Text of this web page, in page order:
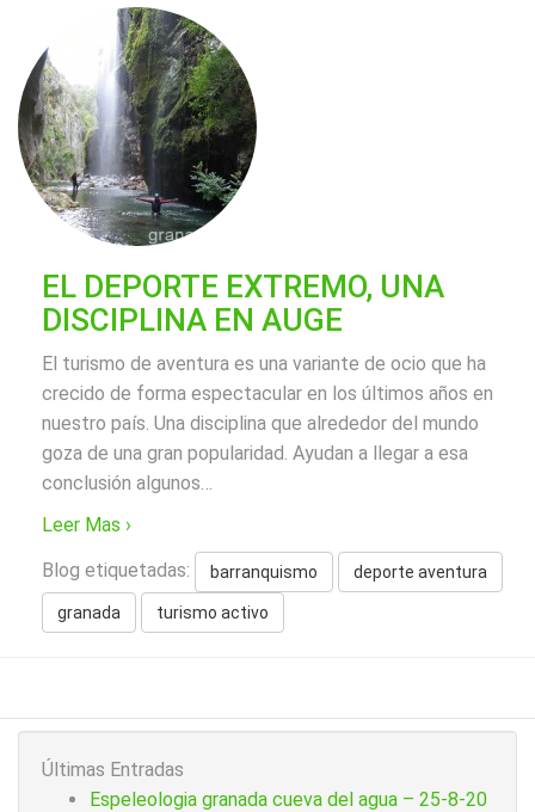
EL DEPORTE EXTREMO, UNA
DISCIPLINA EN AUGE
El turismo de aventura es una variante de ocio que ha
crecido de forma espectacular en los últimos años en
nuestro país. Una disciplina que alrededor del mundo
goza de una gran popularidad. Ayudan a llegar a esa
conclusión algunos…
Leer Mas ›
Blog etiquetadas: barranquismo deporte aventura
granada turismo activo
Últimas Entradas
Espeleologia granada cueva del agua – 25-8-20